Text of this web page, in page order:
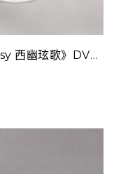
西幽玹歌》DVD